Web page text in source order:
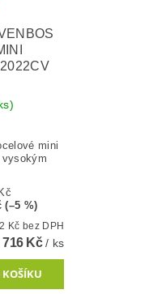
mini
(–5 %)
592 Kč bez DPH
716 Kč/ ks